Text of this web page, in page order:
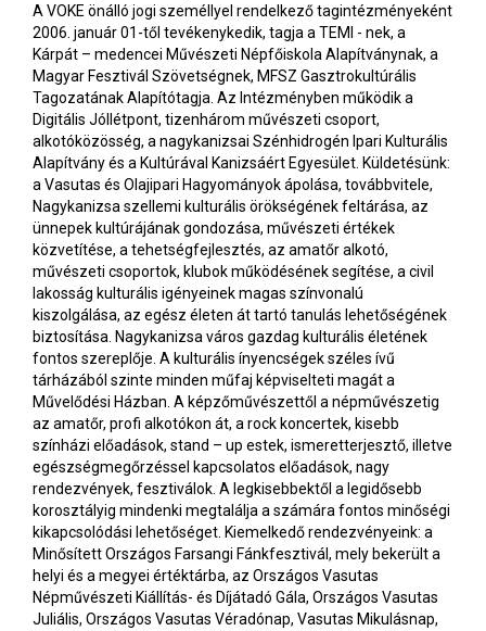
A VOKE önálló jogi személlyel rendelkező tagintézményeként
2006. január 01-től tevékenykedik, tagja a TEMI - nek, a
Kárpát – medencei Művészeti Népfőiskola Alapítványnak, a
Magyar Fesztivál Szövetségnek, MFSZ Gasztrokultúrális
Tagozatának Alapítótagja. Az Intézményben működik a
Digitális Jóllétpont, tizenhárom művészeti csoport,
alkotóközösség, a nagykanizsai Szénhidrogén Ipari Kulturális
Alapítvány és a Kultúrával Kanizsáért Egyesület. Küldetésünk:
a Vasutas és Olajipari Hagyományok ápolása, továbbvitele,
Nagykanizsa szellemi kulturális örökségének feltárása, az
ünnepek kultúrájának gondozása, művészeti értékek
közvetítése, a tehetségfejlesztés, az amatőr alkotó,
művészeti csoportok, klubok működésének segítése, a civil
lakosság kulturális igényeinek magas színvonalú
kiszolgálása, az egész életen át tartó tanulás lehetőségének
biztosítása. Nagykanizsa város gazdag kulturális életének
fontos szereplője. A kulturális ínyencségek széles ívű
tárházából szinte minden műfaj képviselteti magát a
Művelődési Házban. A képzőművészettől a népművészetig
az amatőr, profi alkotókon át, a rock koncertek, kisebb
színházi előadások, stand – up estek, ismeretterjesztő, illetve
egészségmegőrzéssel kapcsolatos előadások, nagy
rendezvények, fesztiválok. A legkisebbektől a legidősebb
korosztályig mindenki megtalálja a számára fontos minőségi
kikapcsolódási lehetőséget. Kiemelkedő rendezvényeink: a
Minősített Országos Farsangi Fánkfesztivál, mely bekerült a
helyi és a megyei értéktárba, az Országos Vasutas
Népművészeti Kiállítás- és Díjátadó Gála, Országos Vasutas
Juliális, Országos Vasutas Véradónap, Vasutas Mikulásnap,